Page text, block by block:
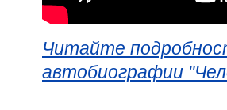
Читайте
автобиографии